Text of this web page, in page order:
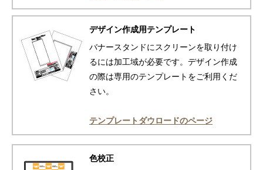
デザイン作成用テンプレート
バナースタンドにスクリーンを取り付け
るには加工域が必要です。デザイン作成
の際は専用のテンプレートをご利用くだ
さい。
テンプレートダウロードのページ
色校正